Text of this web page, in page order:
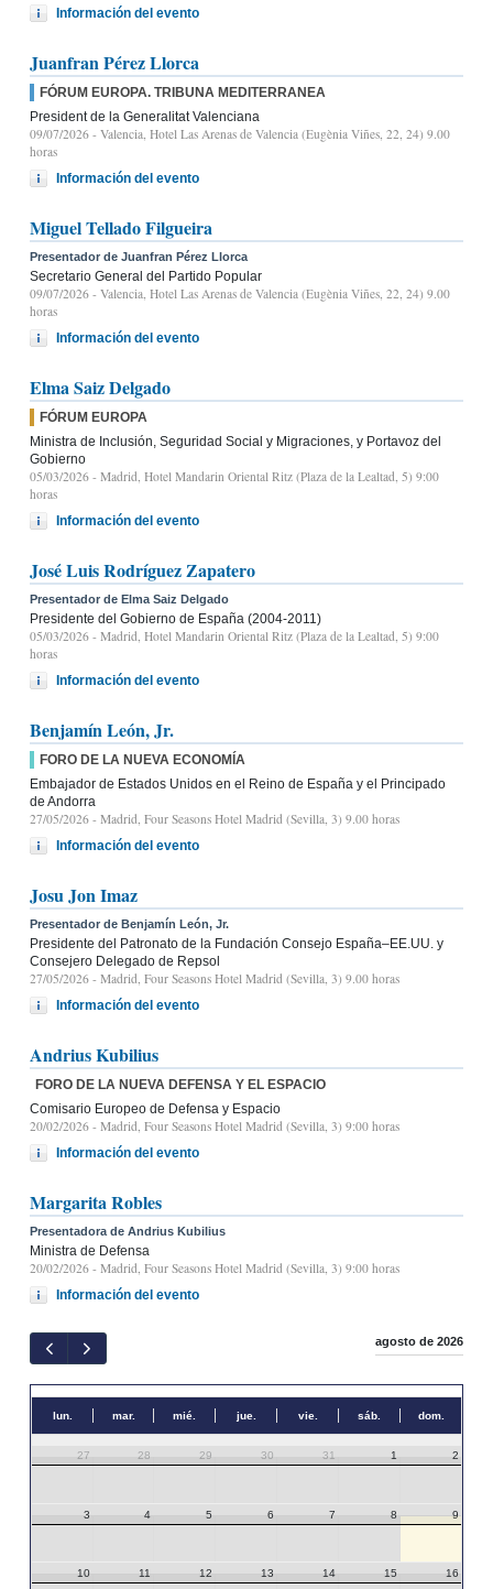
Información del evento
Juanfran Pérez Llorca
FÓRUM EUROPA. TRIBUNA MEDITERRANEA
President de la Generalitat Valenciana
09/07/2026 - Valencia, Hotel Las Arenas de Valencia (Eugènia Viñes, 22, 24) 9.00
horas
Información del evento
Miguel Tellado Filgueira
Presentador de Juanfran Pérez Llorca
Secretario General del Partido Popular
09/07/2026 - Valencia, Hotel Las Arenas de Valencia (Eugènia Viñes, 22, 24) 9.00
horas
Información del evento
Elma Saiz Delgado
FÓRUM EUROPA
Ministra de Inclusión, Seguridad Social y Migraciones, y Portavoz del
Gobierno
05/03/2026 - Madrid, Hotel Mandarin Oriental Ritz (Plaza de la Lealtad, 5) 9:00
horas
Información del evento
José Luis Rodríguez Zapatero
Presentador de Elma Saiz Delgado
Presidente del Gobierno de España (2004-2011)
05/03/2026 - Madrid, Hotel Mandarin Oriental Ritz (Plaza de la Lealtad, 5) 9:00
horas
Información del evento
Benjamín León, Jr.
FORO DE LA NUEVA ECONOMÍA
Embajador de Estados Unidos en el Reino de España y el Principado
de Andorra
27/05/2026 - Madrid, Four Seasons Hotel Madrid (Sevilla, 3) 9.00 horas
Información del evento
Josu Jon Imaz
Presentador de Benjamín León, Jr.
Presidente del Patronato de la Fundación Consejo España–EE.UU. y
Consejero Delegado de Repsol
27/05/2026 - Madrid, Four Seasons Hotel Madrid (Sevilla, 3) 9.00 horas
Información del evento
Andrius Kubilius
FORO DE LA NUEVA DEFENSA Y EL ESPACIO
Comisario Europeo de Defensa y Espacio
20/02/2026 - Madrid, Four Seasons Hotel Madrid (Sevilla, 3) 9:00 horas
Información del evento
Margarita Robles
Presentadora de Andrius Kubilius
Ministra de Defensa
20/02/2026 - Madrid, Four Seasons Hotel Madrid (Sevilla, 3) 9:00 horas
Información del evento
agosto de 2026
lun. mar. mié. jue. vie. sáb. dom.
27 28 29 30 31 1 2
3 4 5 6 7 8 9
10 11 12 13 14 15 16